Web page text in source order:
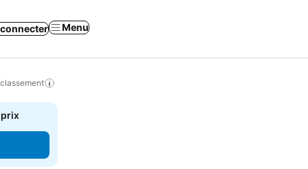
Menu
prix